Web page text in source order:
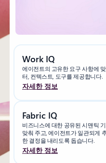
Work IQ
에이전트의 고유한 요구 사항에
터, 컨텍스트, 도구를 제공합니다.
자세한 정보
Fabric IQ
비즈니스에 대한 공유된 시맨틱
맞춰 주고, 에이전트가 일관되게
한 결정을 내리도록 돕습니다.
자세한 정보